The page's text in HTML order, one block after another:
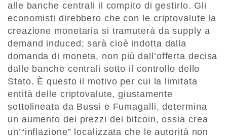
alle banche centrali il compito di gestirlo. Gli
economisti direbbero che con le criptovalute la
creazione monetaria si tramuterà da supply a
demand induced; sarà cioè indotta dalla
domanda di moneta, non più dall’offerta decisa
dalle banche centrali sotto il controllo dello
Stato. È questo il motivo per cui la limitata
entità delle criptovalute, giustamente
sottolineata da Bussi e Fumagalli, determina
un aumento dei prezzi dei bitcoin, ossia crea
un’“inflazione” localizzata che le autorità non